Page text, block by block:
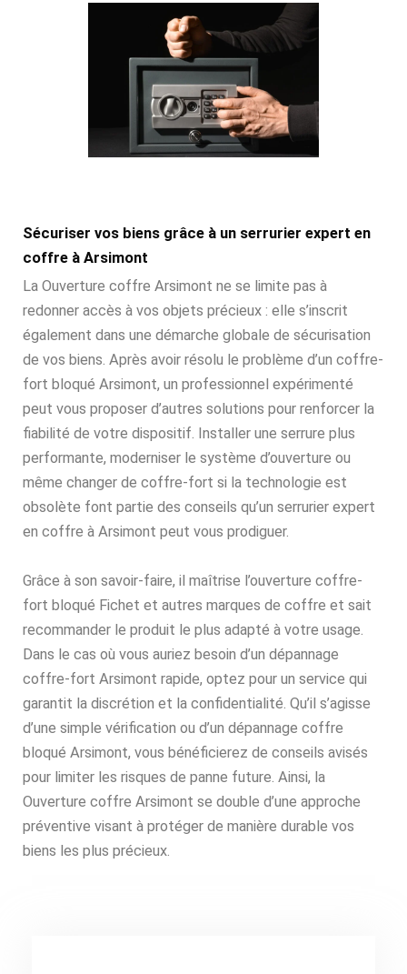
Sécuriser vos biens grâce à un serrurier expert en
coffre à Arsimont
La Ouverture coffre Arsimont ne se limite pas à
redonner accès à vos objets précieux : elle s’inscrit
également dans une démarche globale de sécurisation
de vos biens. Après avoir résolu le problème d’un coffre-
fort bloqué Arsimont, un professionnel expérimenté
peut vous proposer d’autres solutions pour renforcer la
fiabilité de votre dispositif. Installer une serrure plus
performante, moderniser le système d’ouverture ou
même changer de coffre-fort si la technologie est
obsolète font partie des conseils qu’un serrurier expert
en coffre à Arsimont peut vous prodiguer.
Grâce à son savoir-faire, il maîtrise l’ouverture coffre-
fort bloqué Fichet et autres marques de coffre et sait
recommander le produit le plus adapté à votre usage.
Dans le cas où vous auriez besoin d’un dépannage
coffre-fort Arsimont rapide, optez pour un service qui
garantit la discrétion et la confidentialité. Qu’il s’agisse
d’une simple vérification ou d’un dépannage coffre
bloqué Arsimont, vous bénéficierez de conseils avisés
pour limiter les risques de panne future. Ainsi, la
Ouverture coffre Arsimont se double d’une approche
préventive visant à protéger de manière durable vos
biens les plus précieux.